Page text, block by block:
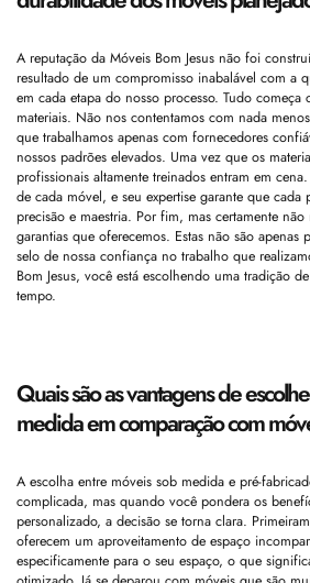
A reputação da Móveis Bom Jesus não foi
resultado de um compromisso inabalável com a
em cada etapa do nosso processo. Tudo começa
materiais. Não nos contentamos com nada
que trabalhamos apenas com fornecedores
nossos padrões elevados. Uma vez que os
profissionais altamente treinados entram em
de cada móvel, e seu expertise garante que cada
precisão e maestria. Por fim, mas certamente
garantias que oferecemos. Estas não são apenas
selo de nossa confiança no trabalho que
Bom Jesus, você está escolhendo uma tradição
tempo.
Quais são as vantagens de
medida em comparação com
A escolha entre móveis sob medida e pré-
complicada, mas quando você pondera os
personalizado, a decisão se torna clara.
oferecem um aproveitamento de espaço
especificamente para o seu espaço, o que